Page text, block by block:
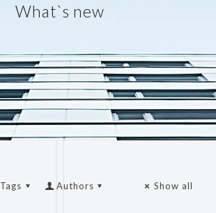
What`s new
Tags Authors Show all